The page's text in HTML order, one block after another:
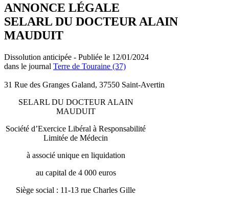
ANNONCE LÉGALE
SELARL DU DOCTEUR ALAIN
MAUDUIT
Dissolution anticipée - Publiée le 12/01/2024
dans le journal Terre de Touraine (37)
31 Rue des Granges Galand, 37550 Saint-Avertin
SELARL DU DOCTEUR ALAIN
MAUDUIT
Société d’Exercice Libéral à Responsabilité
Limitée de Médecin
à associé unique en liquidation
au capital de 4 000 euros
Siège social : 11-13 rue Charles Gille